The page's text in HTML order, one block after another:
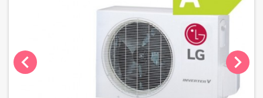
chevron_left chevron_right